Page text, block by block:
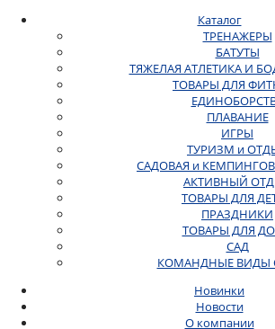
Каталог
ТРЕНАЖЕРЫ
БАТУТЫ
ТЯЖЕЛАЯ АТЛЕТИКА И
ТОВАРЫ ДЛЯ
ПЛАВАНИЕ
ИГРЫ
ТУРИЗМ и
САДОВАЯ и
АКТИВНЫЙ
ТОВАРЫ ДЛЯ
ПРАЗДНИКИ
ТОВАРЫ ДЛЯ
САД
КОМАНДНЫЕ ВИДЫ
Новинки
Новости
О компании